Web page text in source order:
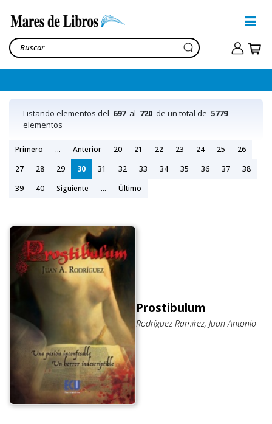
Listando elementos del 697al 720 de un total de 5779
elementos
Primero ... Anterior 20 21 22 23 24 25
26
27
28 29 30 31 32 33 34 35 36 37
38
39
40 Siguiente ... Último
Prostibulum
Rodríguez Ramírez, Juan Antonio